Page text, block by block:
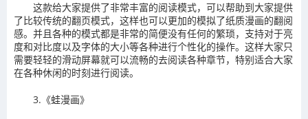
这款给大家提供了非常丰富的阅读模式，可以帮助到大家提供
了比较传统的翻页模式，这样也可以更加的模拟了纸质漫画的翻阅
感。并且各种的模式都是非常的简便没有任何的繁琐，支持对于亮
度和对比度以及字体的大小等各种进行个性化的操作。这样大家只
需要轻轻的滑动屏幕就可以流畅的去阅读各种章节，特别适合大家
在各种休闲的时刻进行阅读。
3.《蛙漫画》